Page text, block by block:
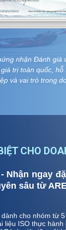
nhận Đánh giá
trị toàn quốc,
và vai trò trong
CHO
Nhận ngay
sâu từ
cho nhóm từ
liệu ISO thực hành